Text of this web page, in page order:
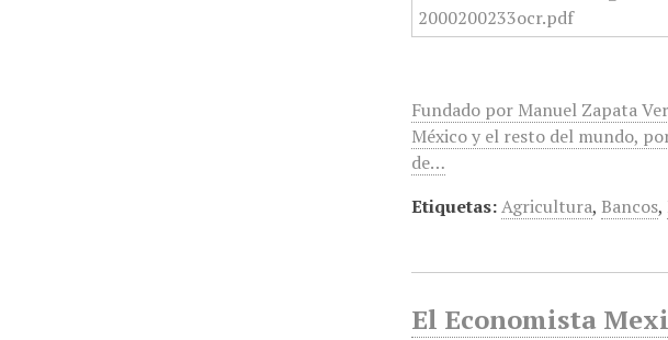
Fundado por Manuel Zapata
México y el resto del mundo,
de…
Etiquetas:Agricultura, Bancos,
El Economista